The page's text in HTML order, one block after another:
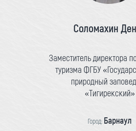
Соломахин
Заместитель директора
туризма ФГБУ
природный
«Тигирекский»
Город: Барнаул